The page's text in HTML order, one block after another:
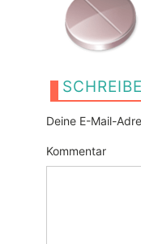
Deine E-Mail-
Kommentar